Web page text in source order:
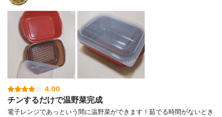
4.00
チンするだけで温野菜完成
電子レンジであっという間に温野菜ができます！茹でる時間がないとき